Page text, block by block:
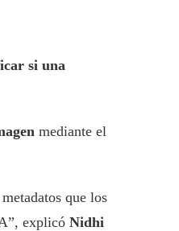
si una
mediante el
que los
explicó Nidhi